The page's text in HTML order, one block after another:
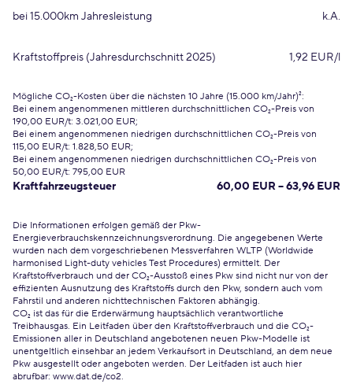
bei 15.000km Jahresleistung k.A.
Kraftstoffpreis (Jahresdurchschnitt 2025) 1,92 EUR/l
Mögliche CO₂-Kosten über die nächsten 10 Jahre (15.000 km/Jahr)²:
Bei einem angenommenen mittleren durchschnittlichen CO₂-Preis von
190,00 EUR/t: 3.021,00 EUR;
Bei einem angenommenen niedrigen durchschnittlichen CO₂-Preis von
115,00 EUR/t: 1.828,50 EUR;
Bei einem angenommenen niedrigen durchschnittlichen CO₂-Preis von
50,00 EUR/t: 795,00 EUR
Kraftfahrzeugsteuer 60,00 EUR – 63,96 EUR
Die Informationen erfolgen gemäß der Pkw-
Energieverbrauchskennzeichnungsverordnung. Die angegebenen Werte
wurden nach dem vorgeschriebenen Messverfahren WLTP (Worldwide
harmonised Light-duty vehicles Test Procedures) ermittelt. Der
Kraftstoffverbrauch und der CO₂-Ausstoß eines Pkw sind nicht nur von der
effizienten Ausnutzung des Kraftstoffs durch den Pkw, sondern auch vom
Fahrstil und anderen nichttechnischen Faktoren abhängig.
CO₂ ist das für die Erderwärmung hauptsächlich verantwortliche
Treibhausgas. Ein Leitfaden über den Kraftstoffverbrauch und die CO₂-
Emissionen aller in Deutschland angebotenen neuen Pkw-Modelle ist
unentgeltlich einsehbar an jedem Verkaufsort in Deutschland, an dem neue
Pkw ausgestellt oder angeboten werden. Der Leitfaden ist auch hier
abrufbar: www.dat.de/co2.